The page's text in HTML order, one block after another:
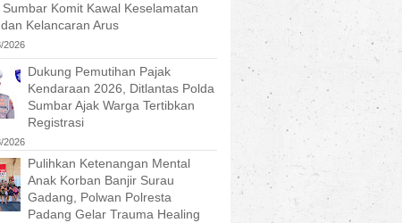
Sumbar Komit Kawal Keselamatan
Kelancaran Arus
2026
Dukung Pemutihan Pajak
Kendaraan 2026, Ditlantas Polda
Sumbar Ajak Warga Tertibkan
Registrasi
2026
Pulihkan Ketenangan Mental
Anak Korban Banjir Surau
Gadang, Polwan Polresta
Padang Gelar Trauma Healing